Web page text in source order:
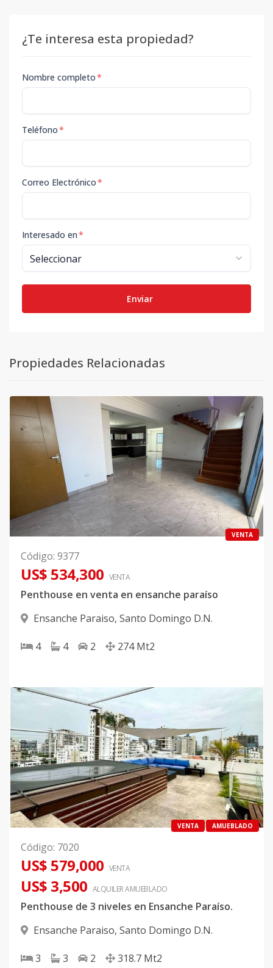
¿Te interesa esta propiedad?
Nombre completo*
Teléfono*
Correo Electrónico*
Interesado en*
Enviar
Propiedades Relacionadas
VENTA
Código: 9377
US$ 534,300 VENTA
Penthouse en venta en ensanche paraíso
Ensanche Paraiso, Santo Domingo D.N.
4 4 2 274 Mt2
VENTA AMUEBLADO
Código: 7020
US$ 579,000 VENTA
US$ 3,500 ALQUILERAMUEBLADO
Penthouse de 3 niveles en Ensanche Paraíso.
Ensanche Paraiso, Santo Domingo D.N.
3 3 2 318.7 Mt2